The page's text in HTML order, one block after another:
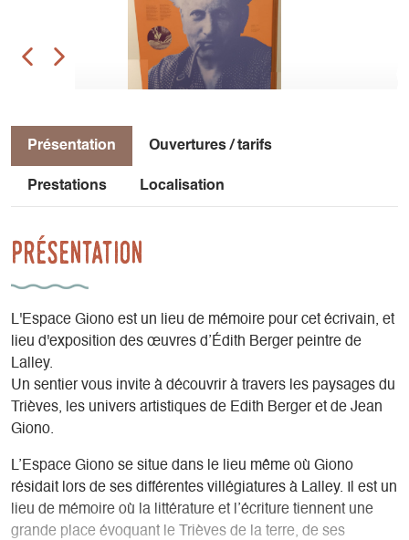
Présentation Ouvertures / tarifs
Prestations Localisation
Présentation
L'Espace Giono est un lieu de mémoire pour cet écrivain, et
lieu d'exposition des œuvres d’Édith Berger peintre de
Lalley.
Un sentier vous invite à découvrir à travers les paysages du
Trièves, les univers artistiques de Edith Berger et de Jean
Giono.
L’Espace Giono se situe dans le lieu même où Giono
résidait lors de ses différentes villégiatures à Lalley. Il est un
lieu de mémoire où la littérature et l’écriture tiennent une
grande place évoquant le Trièves de la terre, de ses